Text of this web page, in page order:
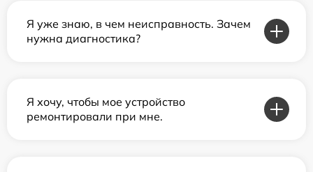
Я уже знаю, в чем неисправность. Зачем
нужна диагностика?
Я хочу, чтобы мое устройство
ремонтировали при мне.